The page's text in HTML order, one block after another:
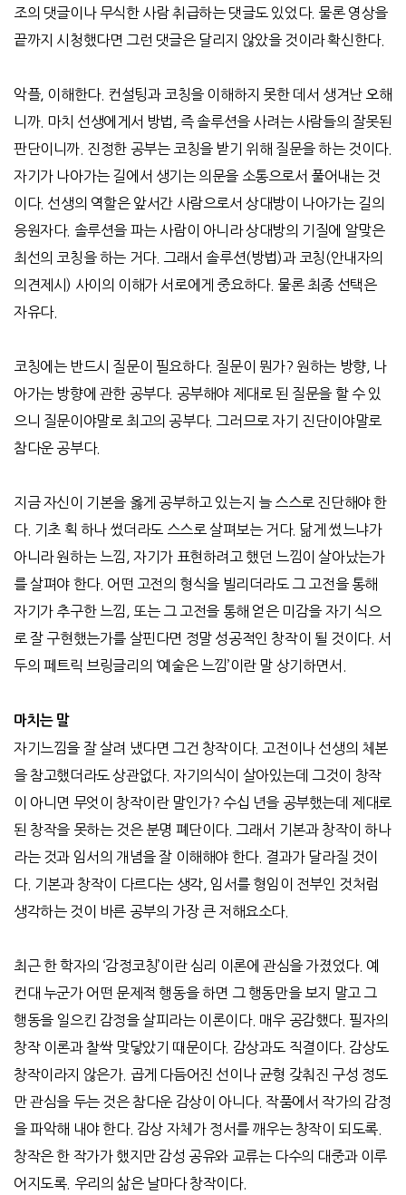
조의 댓글이나 무식한 사람 취급하는 댓글도 있었다. 물론 영상을
끝까지 시청했다면 그런 댓글은 달리지 않았을 것이라 확신한다.
악플, 이해한다. 컨설팅과 코칭을 이해하지 못한 데서 생겨난 오해
니까. 마치 선생에게서 방법
즉 솔루션을 사려는 사람들의 잘못된
판단이니까 진정한 공부는 코칭을 받기 위해 질문을 하는 것이다.
자기가 나아가는 길에서 생기는 의문을 소통으로서 풀어내는 것
이다. 선생의 역할은 앞서간 사람으로서 상대방이 나아가는 길의
응원자다. 솔루션을 파는 사람이 아니라 상대방의 기질에 알맞은
최선의 코칭을 하는 거다. 그래서 솔루션(방법)과 코칭(안내자의
의견제시 ) 사이의 이해가 서로에게 중요하다. 물론 최종 선택은
자유다.
코칭에는 반드시 질문이 필요하다. 질문이 뭔가?원하는 방향, 나
아가는 방향에 관한 공부다. 공부해야 제대로 된 질문을 할 수 있
으니 질문이야말로 최고의 공부다. 그러므로 자기 진단이야말로
참다운 공부다.
지금 자신이 기본을 옳게 공부하고 있는지 늘 스스로 진단해야 한
다. 기초 획 하나 썼더라도 스스로 살펴보는 거다. 닮게 썼느냐가
아니라 원하는 느낌
,자기가 표현하려고 했던 느낌이 살아났는가
를 살펴야 한다. 어떤 고전의 형식을 빌리더라도 그 고전을 통해
자기가 추구한 느낌
또는 그 고전을 통해 얻은 미감을 자기 식으
로 잘 구현했는가를 살핀다면 정말 성공적인 창작이 될 것이다. 서
두의 페트릭 브링글리의 ‘예술은 느낌’이란 말 상기하면서
마치는 말
자기느낌을 잘 살려 냈다면 그건 창작이다. 고전이나 선생의 체본
을 참고했더라도 상관없다.자기의식이 살아있는데 그것이 창작
이 아니면 무엇이 창작이란 말인가? 수십 년을 공부했는데 제대로
된 창작을 못하는 것은 분명 폐단이다.
그래서 기본과 창작이 하나
라는 것과 임서의 개념을 잘 이해해야 한다. 결과가 달라질 것이
다. 기본과 창작이 다르다는 생각, 임서를 형임이 전부인 것처럼
생각하는 것이 바른 공부의 가장 큰 저해요소다.
최근 한 학자의 ‘감정코칭’이란 심리 이론에 관심을 가졌었다. 예
컨대 누군가 어떤 문제적 행동을 하면 그 행동만을 보지 말고 그
행동을 일으킨 감정을 살피라는 이론이다. 매우 공감했다. 필자의
창작 이론과 찰싹 맞닿았기 때문이다. 감상과도 직결이다. 감상도
창작이라지 않은가. 곱게 다듬어진 선이나 균형 갖춰진 구성 정도
만 관심을 두는 것은 참다운 감상이 아니다. 작품에서 작가의 감정
을 파악해 내야 한다. 감상 자체가 정서를 깨우는 창작이 되도록
창작은 한 작가가 했지만 감성 공유와 교류는 다수의 대중과 이루
어지도록. 우리의 삶은 날마다 창작이다.